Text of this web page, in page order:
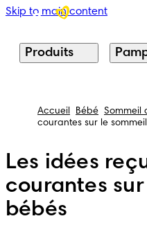
Skip to main content
Produits
Accueil Bébé Sommeil
courantes sur le
Les idées
courantes
bébés